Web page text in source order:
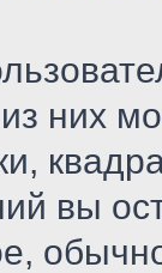
них
вы